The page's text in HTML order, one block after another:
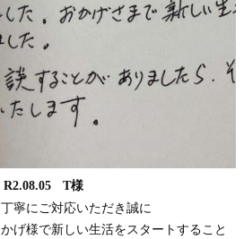
R2.08.05 T様
寧にご対応いただき誠に
げ様で新しい生活をスタートすること